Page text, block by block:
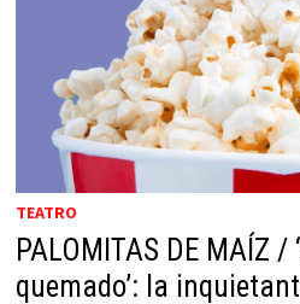
TEATRO
PALOMITAS DE MAÍZ /
quemado’: la